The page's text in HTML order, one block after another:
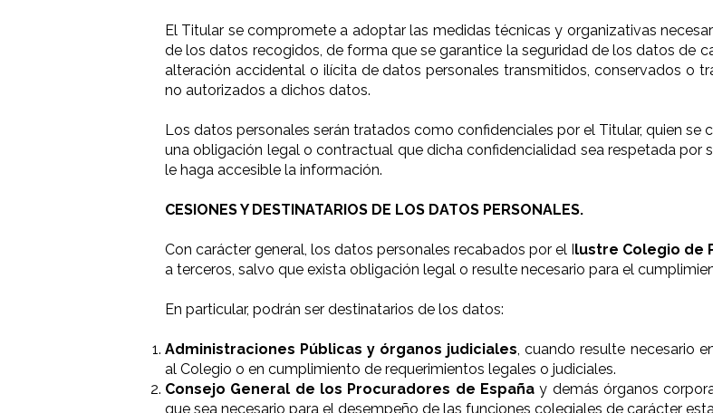
El Titular se compromete a adoptar las medidas técnicas y organizativas
de los datos recogidos, de forma que se garantice la seguridad de los datos de
alteración accidental o ilícita de datos personales transmitidos, conservados o
no autorizados a dichos datos.
Los datos personales serán tratados como confidenciales por el Titular, quien
una obligación legal o contractual que dicha confidencialidad sea respetada por
le haga accesible la información.
CESIONES Y DESTINATARIOS DE LOS DATOS PERSONALES.
Con carácter general, los datos personales recabados por el Ilustre Colegio de
a terceros, salvo que exista obligación legal o resulte necesario para el
En particular, podrán ser destinatarios de los datos:
Administraciones Públicas y órganos judiciales, cuando resulte necesario
al Colegio o en cumplimiento de requerimientos legales o judiciales.
Consejo General de los Procuradores de España y demás órganos
que sea necesario para el desempeño de las funciones colegiales de carácter